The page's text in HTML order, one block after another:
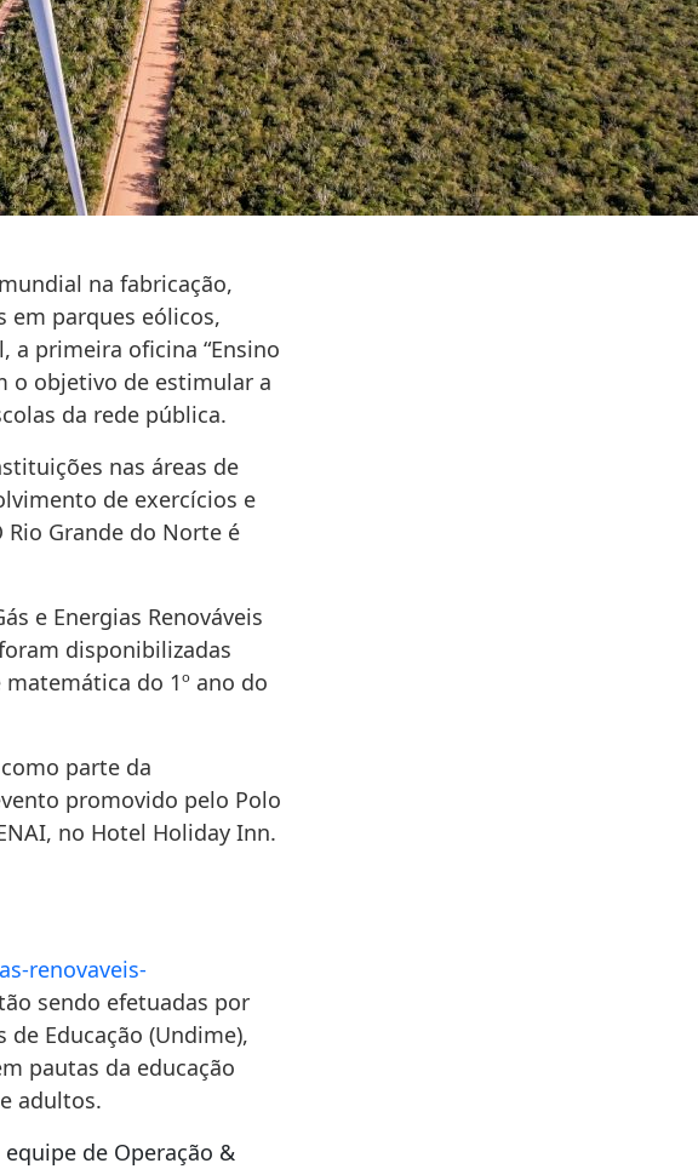
na fabricação,
em parques eólicos,
a primeira oficina “Ensino
o objetivo de estimular a
da rede pública.
nas áreas de
de exercícios e
Grande do Norte é
e Energias Renováveis
foram disponibilizadas
do 1º ano do
parte da
promovido pelo Polo
no Hotel Holiday Inn.
renovaveis-
sendo efetuadas por
Educação (Undime),
pautas da educação
adultos.
de Operação &